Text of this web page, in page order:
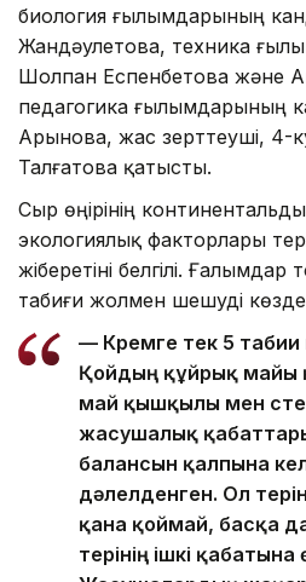
биология ғылымдарының
Жандәулетова, техника
Шолпан Еспенбетова және
педагогика ғылымдарының
Арынова, жас зерттеуші, 4-
Талғатова қатысты.
Сыр өңірінің
экологиялық факторлары
жіберетіні белгілі.
табиғи жолмен шешуді
— Кремге тек 5 табиғи
Қойдың құйрық майы
май қышқылы мен
жасушалық
балансын қалпына
дәлелденген. Ол
қана қоймай, басқа
терінің ішкі қабатына